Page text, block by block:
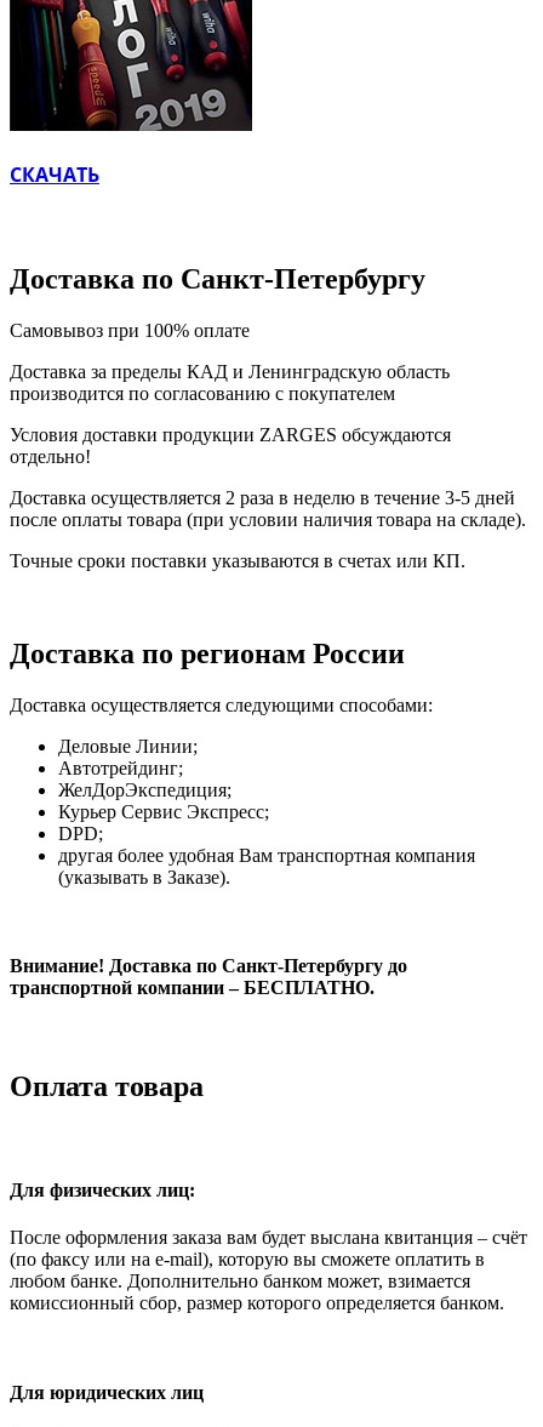
СКАЧАТЬ
Доставка по Санкт-Петербургу
Самовывоз при 100% оплате
Доставка за пределы КАД и Ленинградскую область
производится по согласованию с покупателем
Условия доставки продукции ZARGES обсуждаются
отдельно!
Доставка осуществляется 2 раза в неделю в течение 3-5 дней
после оплаты товара (при условии наличия товара на складе).
Точные сроки поставки указываются в счетах или КП.
Доставка по регионам России
Доставка осуществляется следующими способами:
Деловые Линии;
Автотрейдинг;
ЖелДорЭкспедиция;
Курьер Сервис Экспресс;
DPD;
другая более удобная Вам транспортная компания
(указывать в Заказе).
Внимание! Доставка по Санкт-Петербургу до
транспортной компании – БЕСПЛАТНО.
Оплата товара
Для физических лиц:
После оформления заказа вам будет выслана квитанция – счёт
(по факсу или на e-mail), которую вы сможете оплатить в
любом банке. Дополнительно банком может, взимается
комиссионный сбор, размер которого определяется банком.
Для юридических лиц